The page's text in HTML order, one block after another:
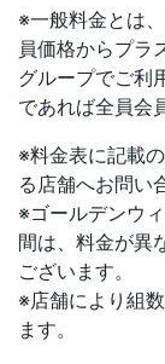
※一般料金とは
員価格からプラ
グループでご利
であれば全員会
※料金表に記載
る店舗へお問い
※ゴールデンウ
間は、料金が異
ございます。
※店舗により組
ます。